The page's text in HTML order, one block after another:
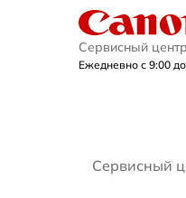
Сервисный
Ежедневно с 9:00
Сервисный